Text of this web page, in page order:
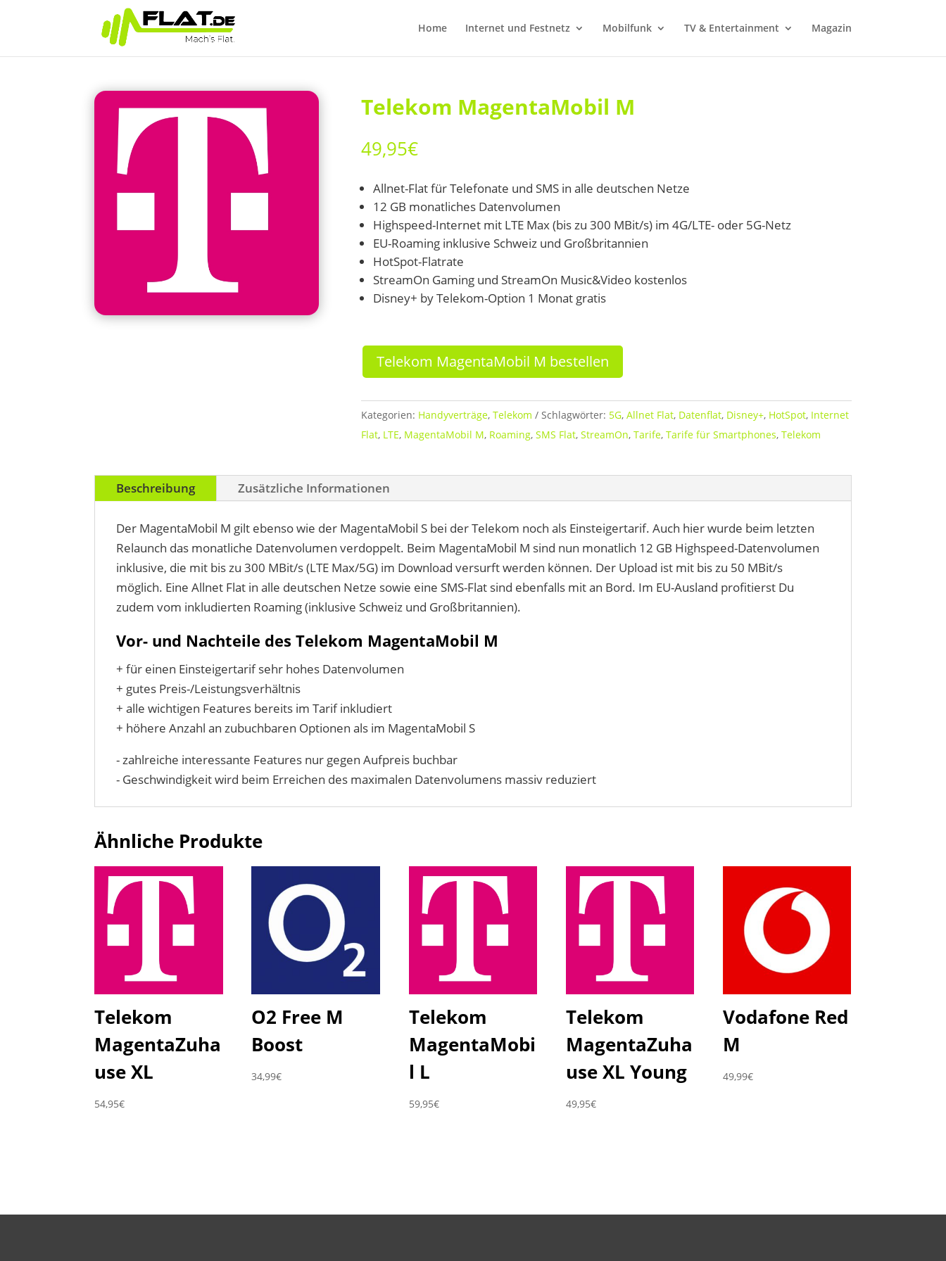
Home Internet und Festnetz Mobilfunk TV & Entertainment Magazin
Telekom MagentaMobil M
49,95€
Allnet-Flat für Telefonate und SMS in alle deutschen Netze
12 GB monatliches Datenvolumen
Highspeed-Internet mit LTE Max (bis zu 300 MBit/s) im 4G/LTE- oder 5G-Netz
EU-Roaming inklusive Schweiz und Großbritannien
HotSpot-Flatrate
StreamOn Gaming und StreamOn Music&Video kostenlos
Disney+ by Telekom-Option 1 Monat gratis
Telekom MagentaMobil M bestellen
Kategorien: Handyverträge, Telekom Schlagwörter: 5G, Allnet Flat, Datenflat, Disney+, HotSpot, Internet
Flat, LTE, MagentaMobil M, Roaming, SMS Flat, StreamOn, Tarife, Tarife für Smartphones, Telekom
Beschreibung Zusätzliche Informationen
Der MagentaMobil M gilt ebenso wie der MagentaMobil S bei der Telekom noch als Einsteigertarif. Auch hier wurde beim letzten
Relaunch das monatliche Datenvolumen verdoppelt. Beim MagentaMobil M sind nun monatlich 12 GB Highspeed-Datenvolumen
inklusive, die mit bis zu 300 MBit/s (LTE Max/5G) im Download versurft werden können. Der Upload ist mit bis zu 50 MBit/s
möglich. Eine Allnet Flat in alle deutschen Netze sowie eine SMS-Flat sind ebenfalls mit an Bord. Im EU-Ausland profitierst Du
zudem vom inkludierten Roaming (inklusive Schweiz und Großbritannien).
Vor- und Nachteile des Telekom MagentaMobil M
+ für einen Einsteigertarif sehr hohes Datenvolumen
+ gutes Preis-/Leistungsverhältnis
+ alle wichtigen Features bereits im Tarif inkludiert
+ höhere Anzahl an zubuchbaren Optionen als im MagentaMobil S
- zahlreiche interessante Features nur gegen Aufpreis buchbar
- Geschwindigkeit wird beim Erreichen des maximalen Datenvolumens massiv reduziert
Ähnliche Produkte
Telekom
MagentaZuha
use XL
54,95€
O2 Free M
Boost
34,99€
Telekom
MagentaMobi
l L
59,95€
Telekom
MagentaZuha
use XL Young
49,95€
Vodafone Red
M
49,99€